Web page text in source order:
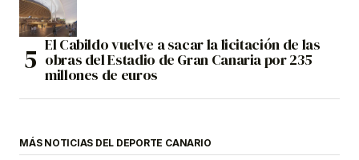
El Cabildo vuelve a sacar la licitación de las
obras del Estadio de Gran Canaria por 235
millones de euros
MÁS NOTICIAS DEL DEPORTE CANARIO